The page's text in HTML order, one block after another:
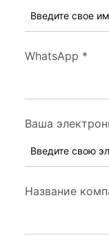
WhatsApp *
Ваша
Название